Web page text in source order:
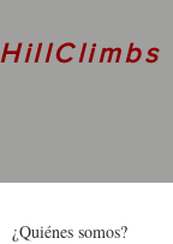
¿Quiénes somos?